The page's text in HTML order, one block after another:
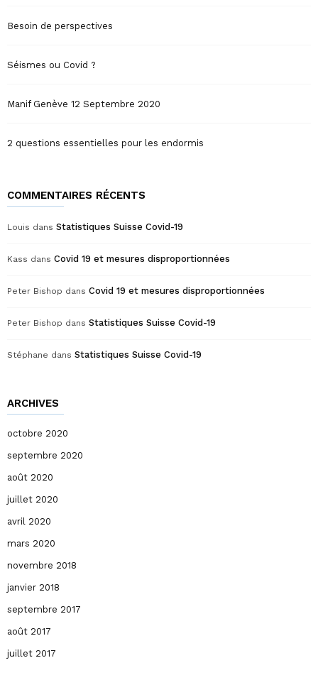
Besoin de perspectives
Séismes ou Covid ?
Manif Genève 12 Septembre 2020
2 questions essentielles pour les endormis
COMMENTAIRES RÉCENTS
Louis dans Statistiques Suisse Covid-19
Kass dans Covid 19 et mesures disproportionnées
Peter Bishop dans Covid 19 et mesures disproportionnées
Peter Bishop dans Statistiques Suisse Covid-19
Stéphane dans Statistiques Suisse Covid-19
ARCHIVES
octobre 2020
septembre 2020
août 2020
juillet 2020
avril 2020
mars 2020
novembre 2018
janvier 2018
septembre 2017
août 2017
juillet 2017